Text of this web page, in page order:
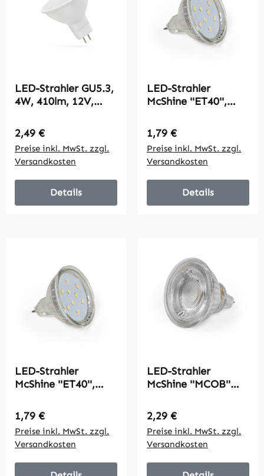
LED-Strahler GU5.3,
4W, 410lm, 12V,
matt
Regulärer Preis:
2,49 €
Preise inkl. MwSt. zzgl.
Versandkosten
Details
LED-Strahler
McShine ''ET40'',
neutralweiß
Regulärer Preis:
1,79 €
Preise inkl. MwSt. zzgl.
Versandkosten
Details
LED-Strahler
McShine ''ET40'',
warmweiß
Regulärer Preis:
1,79 €
Preise inkl. MwSt. zzgl.
Versandkosten
LED-Strahler
McShine ''MCOB''
neutralweiß
Regulärer Preis:
2,29 €
Preise inkl. MwSt. zzgl.
Versandkosten